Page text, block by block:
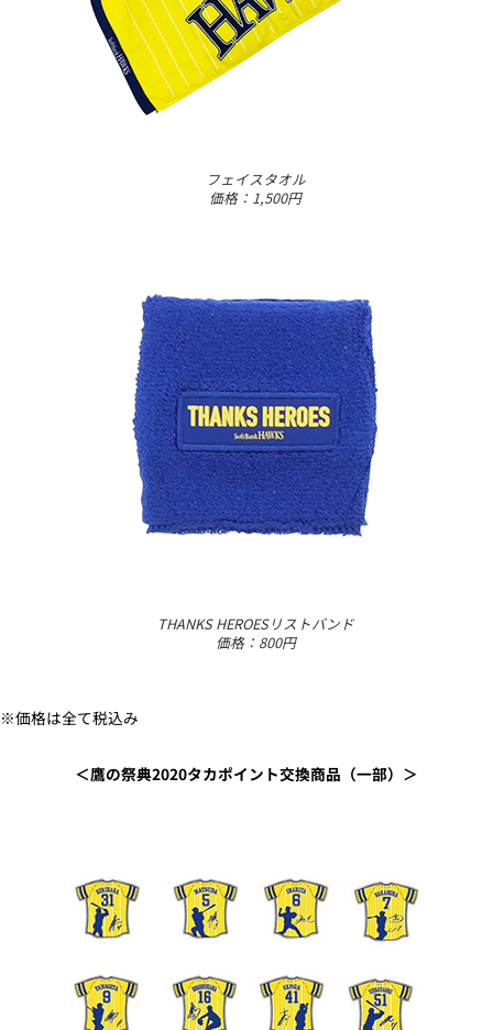
フェイスタオル
価格：1,500円
THANKS HEROESリストバンド
価格：800円
※価格は全て税込み
＜鷹の祭典2020タカポイント交換商品（一部）＞